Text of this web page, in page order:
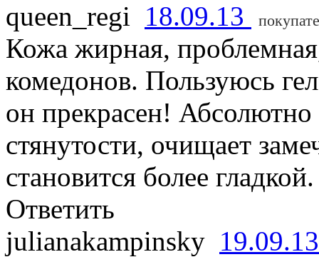
queen_regi 18.09.13
Кожа жирная,
комедонов. Пользуюсь
он прекрасен! Абсолютно
стянутости, очищает
становится более гладкой.
Ответить
julianakampinsky